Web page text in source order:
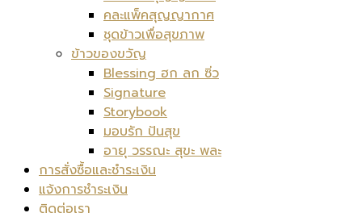
คละแพ็คสุญญากาศ
ชุดข้าวเพื่อสุขภาพ
ข้าวของขวัญ
Blessing ฮก ลก ซิ่ว
Signature
Storybook
มอบรัก ปันสุข
อายุ วรรณะ สุขะ พละ
การสั่งซื้อและชำระเงิน
แจ้งการชำระเงิน
ติดต่อเรา